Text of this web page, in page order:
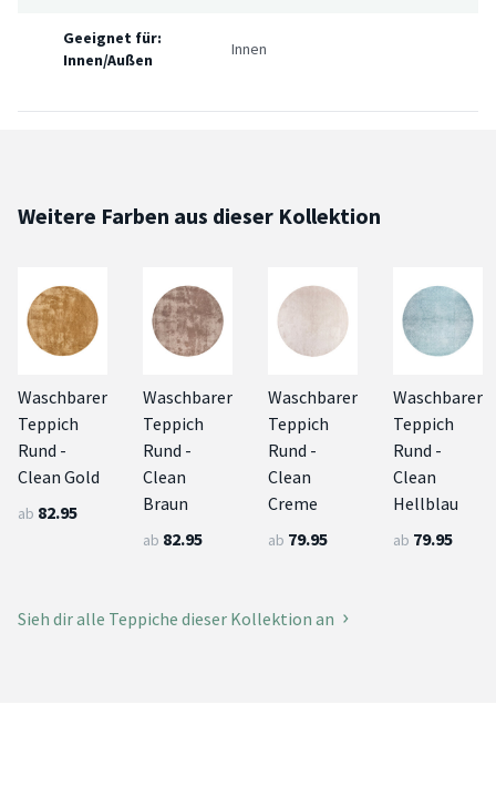
Geeignet für:
Innen/Außen
Innen
Weitere Farben aus dieser Kollektion
Waschbarer
Teppich
Rund -
Clean Gold
ab 82.95
Waschbarer
Teppich
Rund -
Clean
Braun
ab 82.95
Waschbarer
Teppich
Rund -
Clean
Creme
ab 79.95
Waschbarer
Teppich
Rund -
Clean
Hellblau
ab 79.95
Sieh dir alle Teppiche dieser Kollektion an